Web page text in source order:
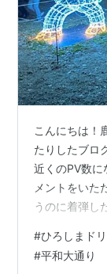
こんにちは！
たりしたブロ
近くのPV数に
メントをいた
うのに着弾し
人がいるって
なりました(
#ひろしまド
#平和大通り